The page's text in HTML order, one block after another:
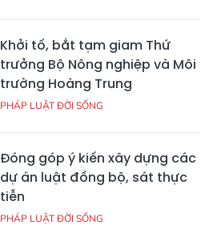
Khởi tố, bắt tạm giam Thứ
trưởng Bộ Nông nghiệp và Môi
trường Hoàng Trung
PHÁP LUẬT ĐỜI SỐNG
Đóng góp ý kiến xây dựng các
dự án luật đồng bộ, sát thực
tiễn
PHÁP LUẬT ĐỜI SỐNG